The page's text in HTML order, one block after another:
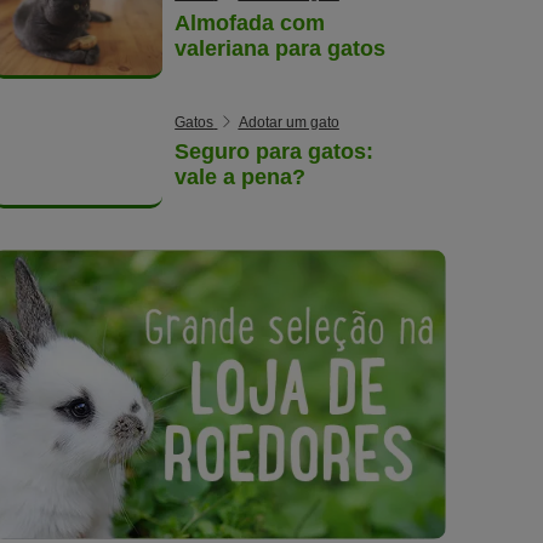
Almofada com
valeriana para gatos
Gatos Adotar um gato
Seguro para gatos:
vale a pena?